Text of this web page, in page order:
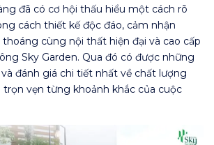
đã có cơ hội thấu hiểu một cách rõ
cách thiết kế độc đáo, cảm nhận
cùng nội thất hiện đại và cao cấp
Sky Garden. Qua đó có được những
đánh giá chi tiết nhất về chất lượng
trọn vẹn từng khoảnh khắc của cuộc